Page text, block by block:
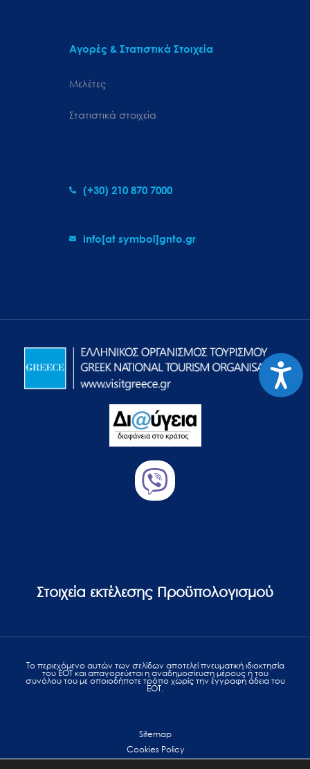
Αγορές & Στατιστικά Στοιχεία
Μελέτες
Στατιστικά στοιχεία
(+30) 210 870 7000
info[at symbol]gnto.gr
Στοιχεία εκτέλεσης Προϋπολογισμού
Το περιεχόμενο αυτών των σελίδων αποτελεί πvευματική ιδιοκτησία
του ΕΟΤ και απαγορεύεται η αναδημοσίευση μέρους ή του
συνόλου του με οποιοδήποτε τρόπο χωρίς την έγγραφη άδεια του
ΕΟΤ.
Sitemap
Cookies Policy